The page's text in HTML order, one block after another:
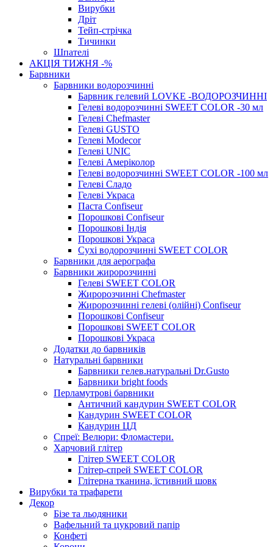
Вирубки
Дріт
Тейп-стрічка
Тичинки
Шпателі
АКЦІЯ ТИЖНЯ -%
Барвники
Барвники водорозчинні
Барвник гелевий LOVKE -ВОДОРОЗЧИННІ
Гелеві водорозчинні SWEET COLOR -30 мл
Гелеві Chefmaster
Гелеві GUSTO
Гелеві Modecor
Гелеві UNIC
Гелеві Амеріколор
Гелеві водорозчинні SWEET COLOR -100 мл
Гелеві Сладо
Гелеві Украса
Паста Confiseur
Порошкові Confiseur
Порошкові Індія
Порошкові Украса
Сухі водорозчинні SWEET COLOR
Барвники для аерографа
Барвники жиророзчинні
Гелеві SWEET COLOR
Жиророзчинні Chefmaster
Жиророзчинні гелеві (олійні) Confiseur
Порошкові Confiseur
Порошкові SWEET COLOR
Порошкові Украса
Додатки до барвників
Натуральні барвники
Барвники гелев.натуральні Dr.Gusto
Барвники bright foods
Перламутрові барвники
Античний кандурин SWEET COLOR
Кандурин SWEET COLOR
Кандурин ЦД
Спреї: Велюри: Фломастери.
Харчовий глітер
Глітер SWEET COLOR
Глітер-спрей SWEET COLOR
Глітерна тканина, їстивний шовк
Вирубки та трафарети
Декор
Бізе та льодяники
Вафельний та цукровий папір
Конфеті